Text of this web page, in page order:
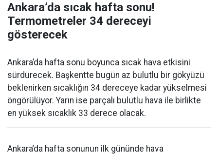
Ankara’da sıcak hafta sonu!
Termometreler 34 dereceyi
gösterecek
Ankara’da hafta sonu boyunca sıcak hava etkisini
sürdürecek. Başkentte bugün az bulutlu bir gökyüzü
beklenirken sıcaklığın 34 dereceye kadar yükselmesi
öngörülüyor. Yarın ise parçalı bulutlu hava ile birlikte
en yüksek sıcaklık 33 derece olacak.
Ankara’da hafta sonunun ilk gününde hava